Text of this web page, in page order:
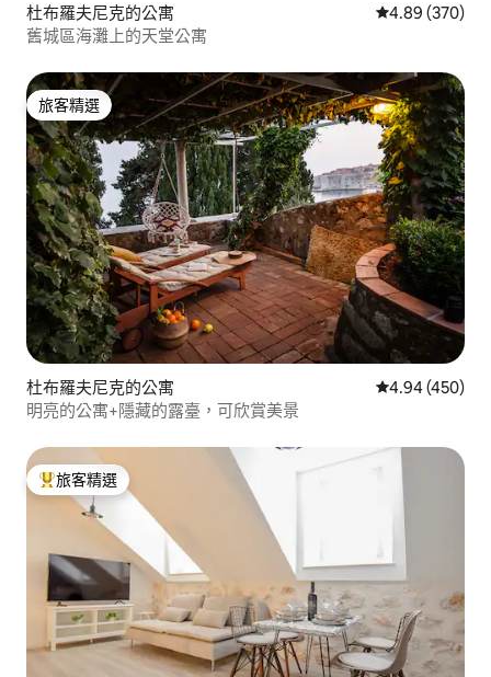
杜布羅夫尼克的公寓 從 370 則評價
4.89 (370)
舊城區海灘上的天堂公寓
旅客精選
旅客精選
杜布羅夫尼克的公寓 從 450 則評價
4.94 (450)
明亮的公寓+隱藏的露臺，可欣賞美景
旅客精選榜首
旅客精選